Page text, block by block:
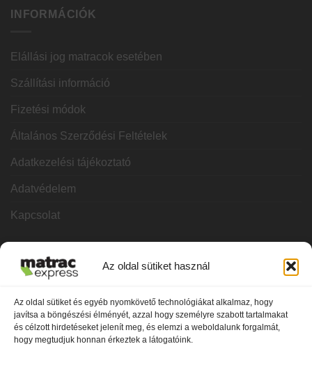
Az oldal sütiket használ
Az oldal sütiket és egyéb nyomkövető technológiákat alkalmaz, hogy
javítsa a böngészési élményét, azzal hogy személyre szabott tartalmakat
és célzott hirdetéseket jelenít meg, és elemzi a weboldalunk forgalmát,
hogy megtudjuk honnan érkeztek a látogatóink.
INFORMÁCIÓK
Elállási jog matracok esetében
Szállítási információ
Fizetési módok
Általános Szerződési Feltételek
Adatkezelési tájékoztató
Adatvédelem
Kapcsolat
KATEGÓRIÁK
Hideghab matracok
Vákuum matracok